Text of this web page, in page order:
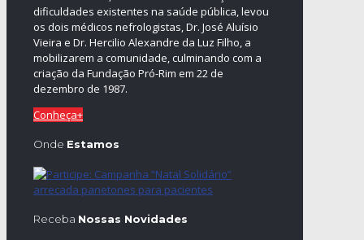
dificuldades existentes na saúde pública, levou
os dois médicos nefrologistas, Dr. José Aluísio
Vieira e Dr. Hercilio Alexandre da Luz Filho, a
mobilizarem a comunidade, culminando com a
criação da Fundação Pró-Rim em 22 de
dezembro de 1987.
Conheça+
Onde Estamos
Receba Nossas Novidades